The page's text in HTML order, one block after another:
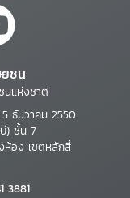
ชน
นแห่งชาติ
ธันวาคม 2550
) ชั้น 7
ห้อง เขตหลักสี่
3881